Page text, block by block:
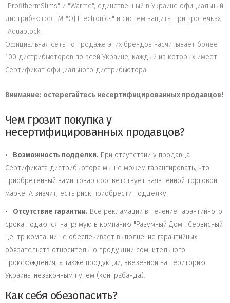
"ProfithermSlims" и "Wärme", единственный в Украине официальный
дистрибьютор ТМ "OJ Electronics" и систем защиты при протечках
"Aquablock".
Официальная сеть по продаже этих брендов насчитывает более
100 дистрибьюторов по всей Украине, каждый из которых имеет
Сертификат официального дистрибьютора.
Внимание: остерегайтесь несертифицированных продавцов!
Чем грозит покупка у
несертифицированных продавцов?
Возможность подделки. При отсутствии у продавца
Сертификата дистрибьютора мы не можем гарантировать, что
приобретенный вами товар соответствует заявленной торговой
марке. А значит, есть риск приобрести подделку
Отсутствие гарантии. Все рекламации в течение гарантийного
срока подаются напрямую в компанию "Разумный Дом". Сервисный
центр компании не обеспечивает выполнение гарантийных
обязательств относительно продукции сомнительного
происхождения, а также продукции, ввезенной на територию
Украины незаконным путем (контрабанда).
Как себя обезопасить?